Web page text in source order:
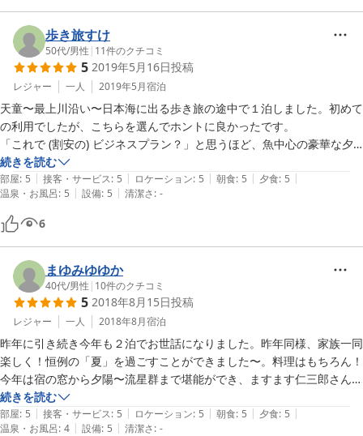
歩き旅すけ
50代/男性 | 11件のクチコミ
5 2019年5月16日投稿
レジャー 一人 2019年5月宿泊
天童〜最上川沿い〜日本海に出る歩き旅の途中で１泊しました。初めて
の利用でしたが、こちらを選んでホントに良かったです。
「これで (割安の) ビジネスプラン？」と思うほど、魚中心の豪華な夕
食で、朝食もそんじょそこらの宿とちょと違う。部屋も風呂も清潔さに
気を配っていることが伝わりました。
また三瀬方面に行ったら、必ずおじゃまします。ありがとうございまし
た。
続きを読む
部屋: 5 | 接客・サービス: 5 | ロケーション: 5 | 朝食: 5 | 夕食: 5 |
温泉・お風呂: 5 | 設備: 5 | 清潔さ: -
6
まゆみゆゆか
40代/男性 | 10件のクチコミ
5 2018年8月15日投稿
レジャー 一人 2018年8月宿泊
昨年に引き続き今年も２泊でお世話になりました。昨年同様、家族一同
楽しく！恒例の「夏」を過ごすことができました〜。料理はもちろん！
今年は宿の窓から夕陽〜流星群まで堪能ができ、ますます仁三郎さんの
ファンに♪　従業員の方々の荘内弁もGOOD！です。
また来年もお世話になります。ありがとうございました。
続きを読む
部屋: 5 | 接客・サービス: 5 | ロケーション: 5 | 朝食: 5 | 夕食: 5 |
温泉・お風呂: 4 | 設備: 5 | 清潔さ: -